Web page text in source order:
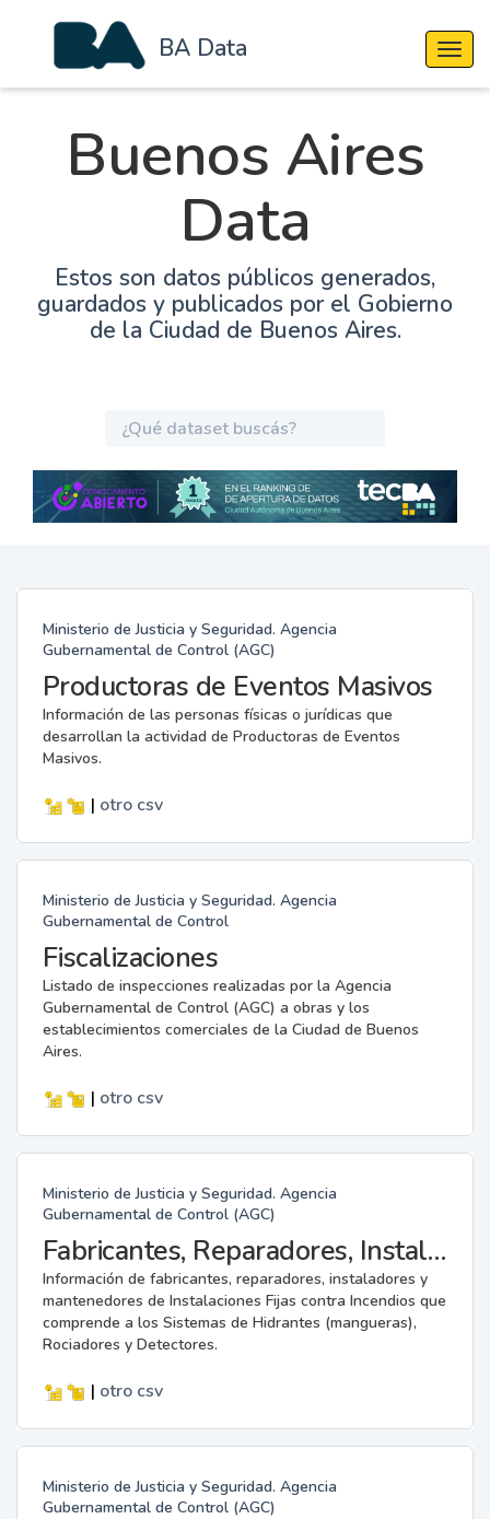
BA Data
Buenos Aires
Data
Estos son datos públicos generados,
guardados y publicados por el Gobierno
de la Ciudad de Buenos Aires.
Ministerio de Justicia y Seguridad. Agencia
Gubernamental de Control (AGC)
Productoras de Eventos Masivos
Información de las personas físicas o jurídicas que
desarrollan la actividad de Productoras de Eventos
Masivos.
| otro csv
Ministerio de Justicia y Seguridad. Agencia
Gubernamental de Control
Fiscalizaciones
Listado de inspecciones realizadas por la Agencia
Gubernamental de Control (AGC) a obras y los
establecimientos comerciales de la Ciudad de Buenos
Aires.
| otro csv
Ministerio de Justicia y Seguridad. Agencia
Gubernamental de Control (AGC)
Fabricantes, Reparadores, Instaladores y Mantenedores de Instalaciones Fijas contra Incendios.
Información de fabricantes, reparadores, instaladores y
mantenedores de Instalaciones Fijas contra Incendios que
comprende a los Sistemas de Hidrantes (mangueras),
Rociadores y Detectores.
| otro csv
Ministerio de Justicia y Seguridad. Agencia
Gubernamental de Control (AGC)